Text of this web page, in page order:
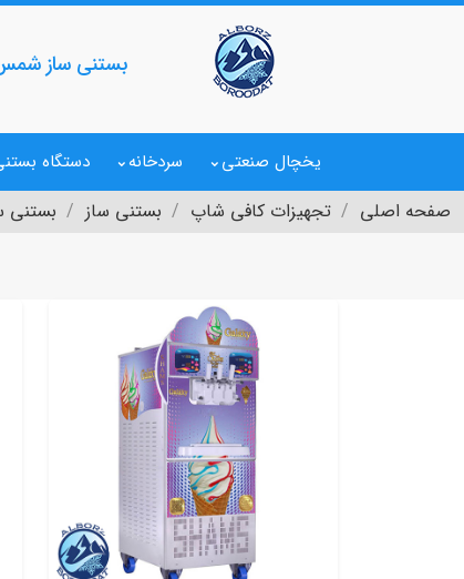
بستنی ساز
یخچال صنعتی سردخانه دستگاه
صفحه اصلی تجهیزات کافی شاپ بستنی ساز